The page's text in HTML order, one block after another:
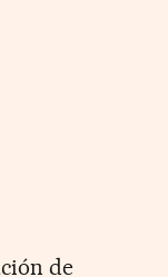
de